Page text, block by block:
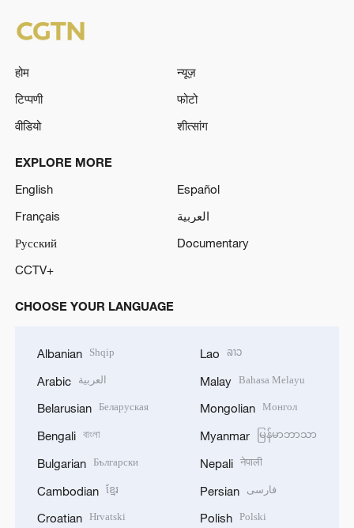
होम
न्यूज़
टिप्पणी
फोटो
वीडियो
शीत्सांग
EXPLORE MORE
English
Español
Français
العربية
Русский
Documentary
CCTV+
CHOOSE YOUR LANGUAGE
Albanian Shqip
Arabic العربية
Belarusian Беларуская
Bengali বাংলা
Bulgarian Български
Cambodian ខ្មែរ
Croatian Hrvatski
Lao ລາວ
Malay Bahasa Melayu
Mongolian Монгол
Myanmar မြန်မာဘာသာ
Nepali नेपाली
Persian فارسی
Polish Polski